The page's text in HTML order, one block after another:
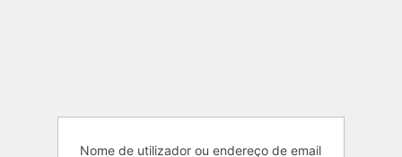
Nome de utilizador ou endereço de email